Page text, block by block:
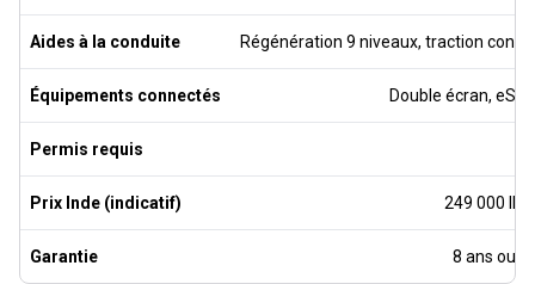
Aides à la conduite Régénération 9 niveaux, traction
Équipements connectés Double écran,
Permis requis
Prix Inde (indicatif) 249 000
Garantie 8 ans ou